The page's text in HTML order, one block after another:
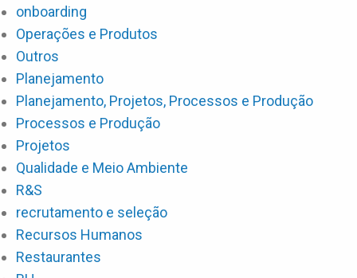
onboarding
Operações e Produtos
Outros
Planejamento
Planejamento, Projetos, Processos e Produção
Processos e Produção
Projetos
Qualidade e Meio Ambiente
R&S
recrutamento e seleção
Recursos Humanos
Restaurantes